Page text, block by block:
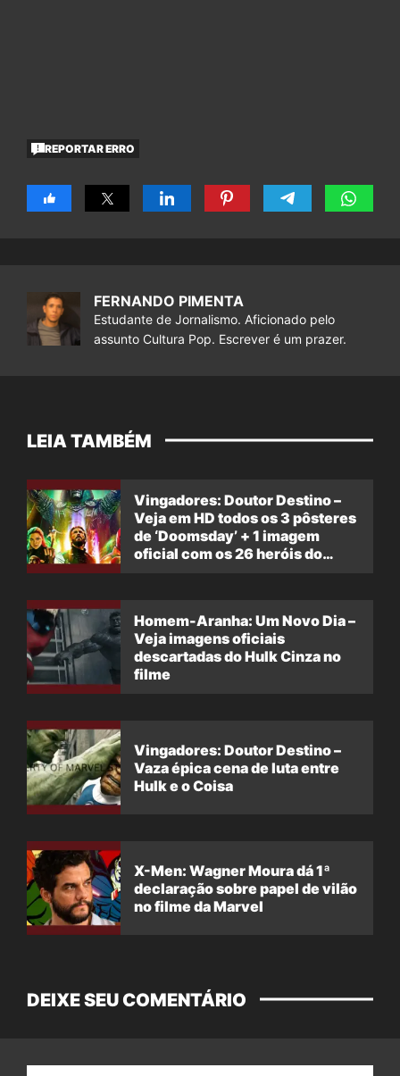
REPORTAR ERRO
FERNANDO PIMENTA
Estudante de Jornalismo. Aficionado pelo
assunto Cultura Pop. Escrever é um prazer.
LEIA TAMBÉM
Vingadores: Doutor Destino –
Veja em HD todos os 3 pôsteres
de ‘Doomsday’ + 1 imagem
oficial com os 26 heróis do
Homem-Aranha: Um Novo Dia –
Veja imagens oficiais
descartadas do Hulk Cinza no
filme
Vingadores: Doutor Destino –
Vaza épica cena de luta entre
Hulk e o Coisa
X-Men: Wagner Moura dá 1ª
declaração sobre papel de vilão
no filme da Marvel
DEIXE SEU COMENTÁRIO